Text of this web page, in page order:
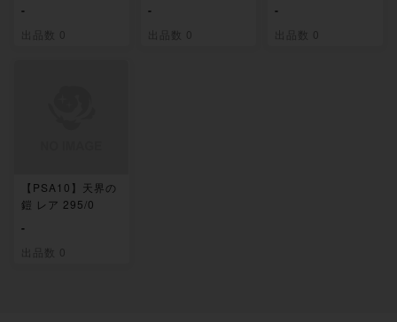
-
出品数 0
-
出品数 0
-
出品数 0
【PSA10】天界の
鎧 レア 295/0
-
出品数 0